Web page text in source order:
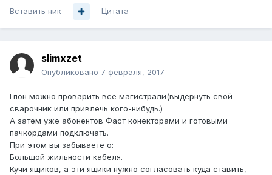
Вставить ник Цитата
slimxzet
Опубликовано 7 февраля, 2017
Гпон можно проварить все магистрали(выдернуть свой
сварочник или привлечь кого-нибудь.)
А затем уже абонентов Фаст конекторами и готовыми
пачкордами подключать.
При этом вы забываете о:
Большой жильности кабеля.
Кучи ящиков, а эти ящики нужно согласовать куда ставить,